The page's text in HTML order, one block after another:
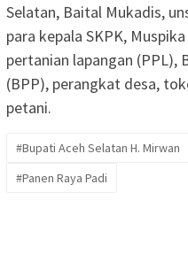
Selatan, Baital Mukadis,
para kepala SKPK,
pertanian lapangan (PPL),
(BPP), perangkat desa,
petani.
#Bupati Aceh Selatan H. Mirwan
#Panen Raya Padi